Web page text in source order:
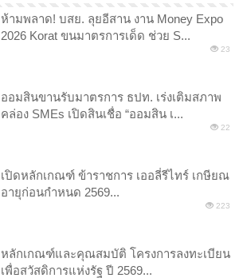
ห้ามพลาด! บสย. ลุยอีสาน งาน Money Expo
2026 Korat ขนมาตรการเด็ด ช่วย S...
23
ออมสินขานรับมาตรการ ธปท. เร่งเติมสภาพ
คล่อง SMEs เปิดสินเชื่อ “ออมสิน เ...
22
เปิดหลักเกณฑ์ ข้าราชการ เออลี่รีไทร์ เกษียณ
อายุก่อนกำหนด 2569...
223
หลักเกณฑ์และคุณสมบัติ โครงการลงทะเบียน
เพื่อสวัสดิการแห่งรัฐ ปี 2569...